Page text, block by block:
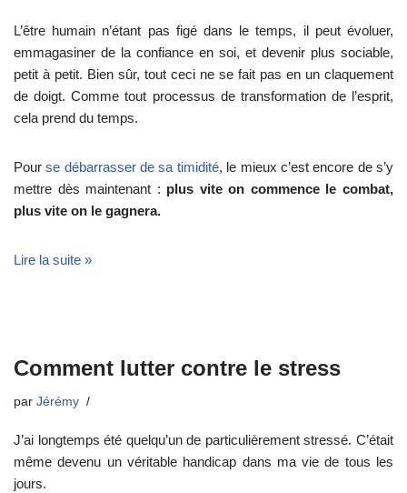
L’être humain n’étant pas figé dans le temps, il peut évoluer,
emmagasiner de la confiance en soi, et devenir plus sociable,
petit à petit. Bien sûr, tout ceci ne se fait pas en un claquement
de doigt. Comme tout processus de transformation de l’esprit,
cela prend du temps.
Pourse débarrasser de sa timidité, le mieux c’est encore de s’y
mettre dès maintenant : plus vite on commence le combat,
plus vite on le gagnera.
Lire la suite »
Comment lutter contre le stress
par Jérémy
J’ai longtemps été quelqu’un de particulièrement stressé. C’était
même devenu un véritable handicap dans ma vie de tous les
jours.